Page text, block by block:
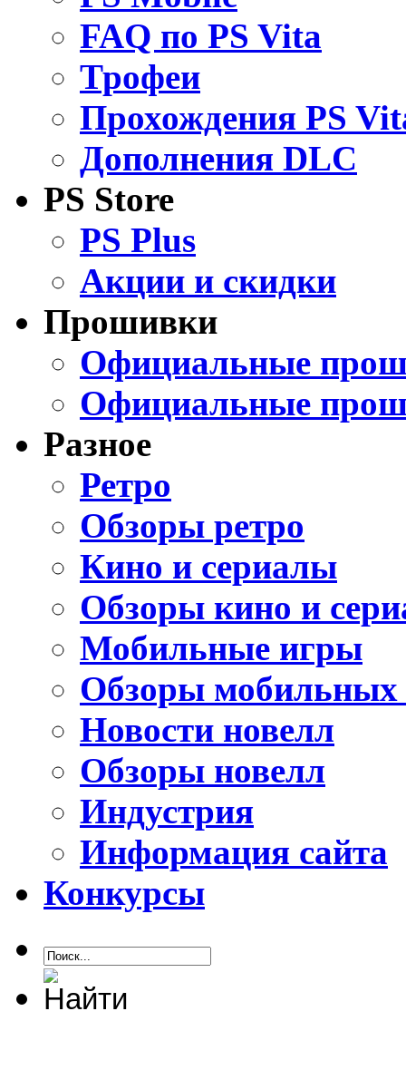
FAQ по PS Vita
Трофеи
Прохождения PS
Дополнения DLC
PS Store
PS Plus
Акции и скидки
Прошивки
Официальные
Официальные
Разное
Ретро
Обзоры ретро
Кино и сериалы
Обзоры кино и
Мобильные игры
Обзоры мобильных
Новости новелл
Обзоры новелл
Индустрия
Информация сайта
Конкурсы